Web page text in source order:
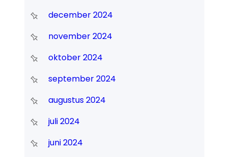
december 2024
november 2024
oktober 2024
september 2024
augustus 2024
juli 2024
juni 2024